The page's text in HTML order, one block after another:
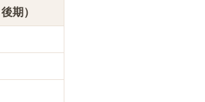
期）